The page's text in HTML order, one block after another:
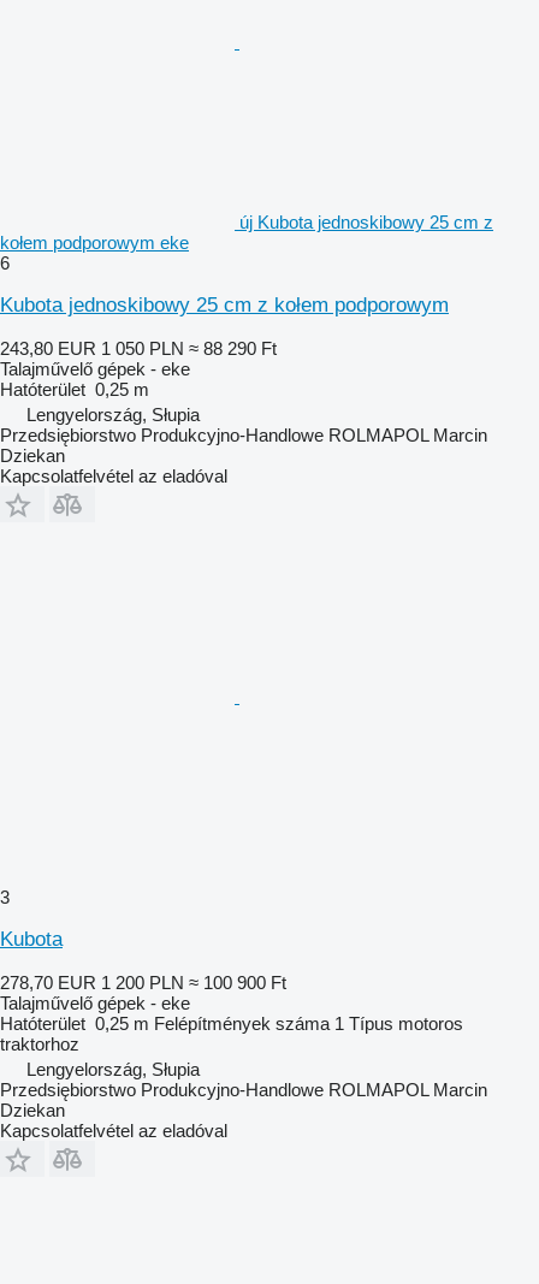
új Kubota jednoskibowy 25 cm z
kołem podporowym eke
6
Kubota jednoskibowy 25 cm z kołem podporowym
243,80 EUR 1 050 PLN ≈ 88 290 Ft
Talajművelő gépek - eke
Hatóterület 0,25 m
Lengyelország, Słupia
Przedsiębiorstwo Produkcyjno-Handlowe ROLMAPOL Marcin
Dziekan
Kapcsolatfelvétel az eladóval
3
Kubota
278,70 EUR 1 200 PLN ≈ 100 900 Ft
Talajművelő gépek - eke
Hatóterület 0,25 m Felépítmények száma 1 Típus motoros
traktorhoz
Lengyelország, Słupia
Przedsiębiorstwo Produkcyjno-Handlowe ROLMAPOL Marcin
Dziekan
Kapcsolatfelvétel az eladóval